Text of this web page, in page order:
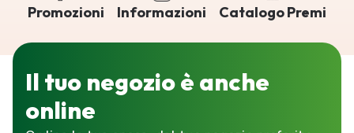
Promozioni Informazioni Catalogo Premi
Il tuo negozio è anche
online